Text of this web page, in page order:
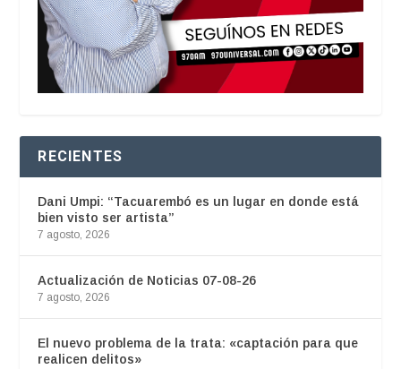
RECIENTES
Dani Umpi: “Tacuarembó es un lugar en donde está
bien visto ser artista”
7 agosto, 2026
Actualización de Noticias 07-08-26
7 agosto, 2026
El nuevo problema de la trata: «captación para que
realicen delitos»